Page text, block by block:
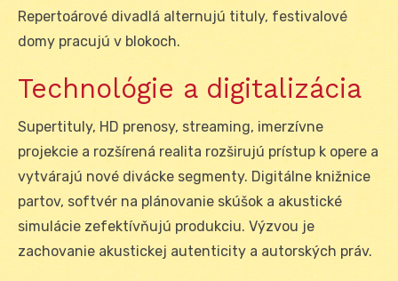
Repertoárové divadlá alternujú tituly, festivalové
domy pracujú v blokoch.
Technológie a digitalizácia
Supertituly, HD prenosy, streaming, imerzívne
projekcie a rozšírená realita rozširujú prístup k opere a
vytvárajú nové divácke segmenty. Digitálne knižnice
partov, softvér na plánovanie skúšok a akustické
simulácie zefektívňujú produkciu. Výzvou je
zachovanie akustickej autenticity a autorských práv.